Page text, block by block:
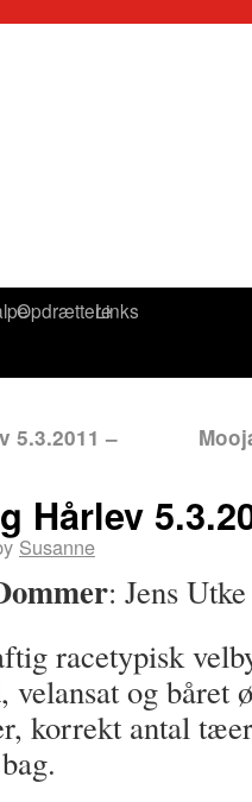
OpdrættereLinks
5.3.2011 –
Hårlev
Susanne
: Jens
racetypisk
velansat og båret
korrekt antal